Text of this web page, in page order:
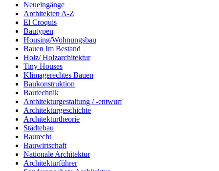
Neueingänge
Architekten A-Z
El Croquis
Bautypen
Housing/Wohnungsbau
Bauen Im Bestand
Holz/ Holzarchitektur
Tiny Houses
Klimagerechtes Bauen
Baukonstruktion
Bautechnik
Architekturgestaltung / -entwurf
Architekturgeschichte
Architekturtheorie
Städtebau
Baurecht
Bauwirtschaft
Nationale Architektur
Architekturführer